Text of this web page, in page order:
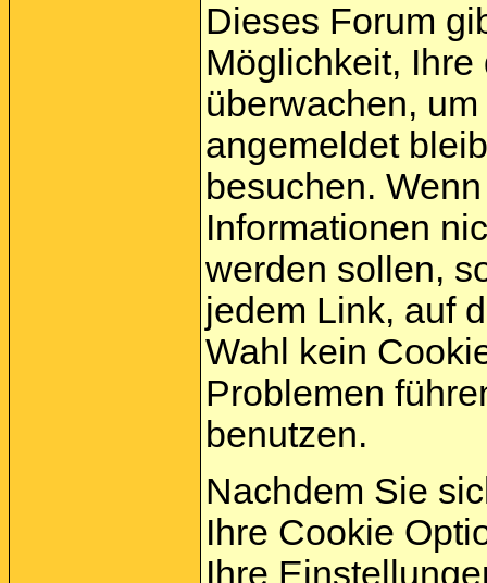
Dieses Forum
Möglichkeit,
überwachen,
angemeldet
besuchen.
Informationen
werden sollen,
jedem Link, auf
Wahl kein
Problemen
benutzen.
Nachdem Sie
Ihre Cookie
Ihre